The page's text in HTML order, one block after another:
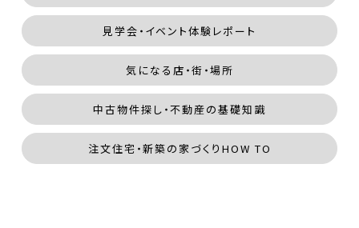
見学会・イベント体験レポート
気になる店・街・場所
中古物件探し・不動産の基礎知識
注文住宅・新築の家づくりHOW TO